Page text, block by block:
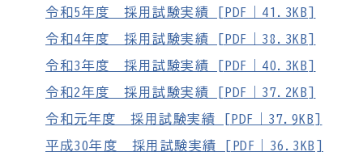
令和5年度 採用試験実績 [PDF｜41.3KB]
令和4年度 採用試験実績 [PDF｜38.3KB]
令和3年度 採用試験実績 [PDF｜40.3KB]
令和2年度 採用試験実績 [PDF｜37.2KB]
令和元年度 採用試験実績 [PDF｜37.9KB]
平成30年度 採用試験実績 [PDF｜36.3KB]